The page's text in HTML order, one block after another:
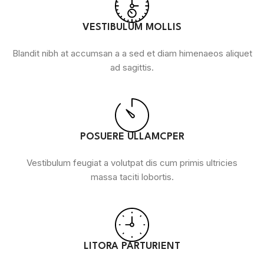
VESTIBULUM MOLLIS
Blandit nibh at accumsan a a sed et diam himenaeos aliquet
ad sagittis.
POSUERE ULLAMCPER
Vestibulum feugiat a volutpat dis cum primis ultricies
massa taciti lobortis.
LITORA PARTURIENT